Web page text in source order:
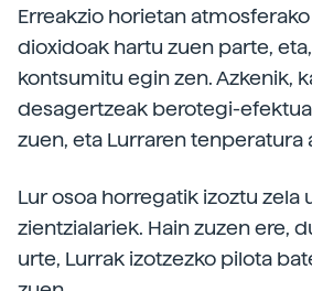
Erreakzio horietan
dioxidoak hartu zuen parte,
kontsumitu egin zen. Azkenik,
desagertzeak berotegi-
zuen, eta Lurraren tenperatura
Lur osoa horregatik izoztu zela
zientzialariek. Hain zuzen ere,
urte, Lurrak izotzezko pilota